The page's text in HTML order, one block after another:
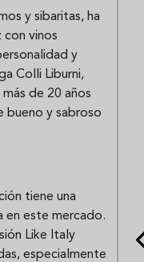
y sibaritas, ha
vinos
y
Colli Liburni,
de 20 años
bueno y sabroso
tiene una
en este mercado.
Like Italy
especialmente